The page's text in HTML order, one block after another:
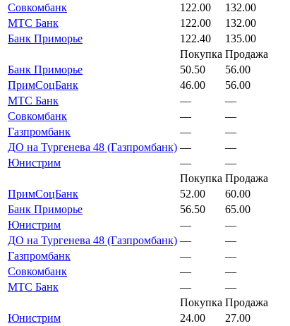
Совкомбанк
122.00
132.00
МТС Банк
122.00
132.00
Банк Приморье
122.40
135.00
Покупка Продажа
Банк Приморье
50.50
56.00
ПримСоцБанк
46.00
56.00
МТС Банк
—
—
Совкомбанк
—
—
Газпромбанк
—
—
ДО на Тургенева 48 (Газпромбанк) —
—
Юнистрим
—
—
Покупка Продажа
ПримСоцБанк
52.00
60.00
Банк Приморье
56.50
65.00
Юнистрим
—
—
ДО на Тургенева 48 (Газпромбанк) —
—
Газпромбанк
—
—
Совкомбанк
—
—
МТС Банк
—
—
Покупка Продажа
Юнистрим
24.00
27.00